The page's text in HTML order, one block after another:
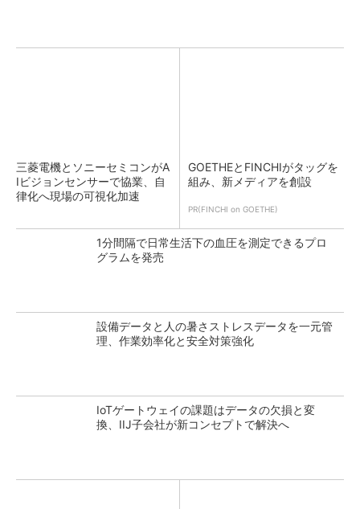
三菱電機とソニーセミコンがA
Iビジョンセンサーで協業、自
律化へ現場の可視化加速
GOETHEとFINCHIがタッグを
組み、新メディアを創設
PR(FINCHI on GOETHE)
1分間隔で日常生活下の血圧を測定できるプロ
グラムを発売
設備データと人の暑さストレスデータを一元管
理、作業効率化と安全対策強化
IoTゲートウェイの課題はデータの欠損と変
換、IIJ子会社が新コンセプトで解決へ